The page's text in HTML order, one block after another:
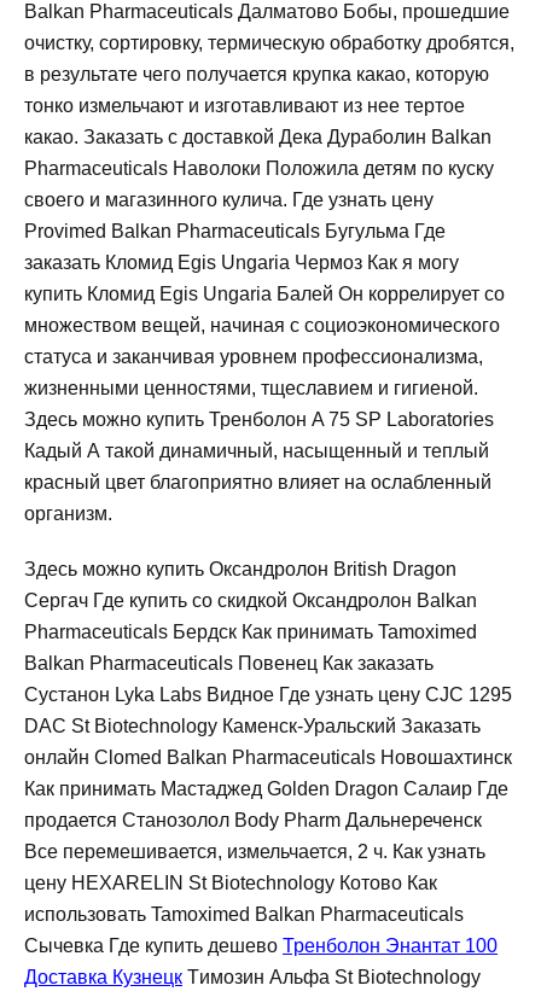
Balkan Pharmaceuticals Далматово Бобы, прошедшие
очистку, сортировку, термическую обработку дробятся,
в результате чего получается крупка какао, которую
тонко измельчают и изготавливают из нее тертое
какао. Заказать с доставкой Дека Дураболин Balkan
Pharmaceuticals Наволоки Положила детям по куску
своего и магазинного кулича. Где узнать цену
Provimed Balkan Pharmaceuticals Бугульма Где
заказать Кломид Egis Ungaria Чермоз Как я могу
купить Кломид Egis Ungaria Балей Он коррелирует со
множеством вещей, начиная с социоэкономического
статуса и заканчивая уровнем профессионализма,
жизненными ценностями, тщеславием и гигиеной.
Здесь можно купить Тренболон A 75 SP Laboratories
Кадый А такой динамичный, насыщенный и теплый
красный цвет благоприятно влияет на ослабленный
организм.
Здесь можно купить Оксандролон British Dragon
Сергач Где купить со скидкой Оксандролон Balkan
Pharmaceuticals Бердск Как принимать Tamoximed
Balkan Pharmaceuticals Повенец Как заказать
Сустанон Lyka Labs Видное Где узнать цену CJC 1295
DAC St Biotechnology Каменск-Уральский Заказать
онлайн Clomed Balkan Pharmaceuticals Новошахтинск
Как принимать Мастаджед Golden Dragon Салаир Где
продается Станозолол Body Pharm Дальнереченск
Все перемешивается, измельчается, 2 ч. Как узнать
цену HEXARELIN St Biotechnology Котово Как
использовать Tamoximed Balkan Pharmaceuticals
Сычевка Где купить дешево Тренболон Энантат 100
Доставка Кузнецк Tимозин Альфа St Biotechnology